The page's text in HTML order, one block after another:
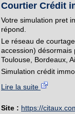
Courtier Crédit
Votre simulation pret
répond.
Le réseau de
accession) désormais
Toulouse, Bordeaux,
Simulation crédit
Lire la suite
Site : https://